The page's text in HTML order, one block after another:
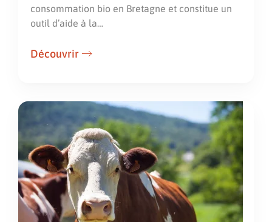
consommation bio en Bretagne et constitue un
outil d’aide à la…
Découvrir